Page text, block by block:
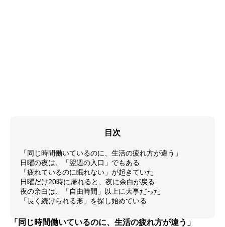
目次
「同じ時間働いているのに、生活の疲れ方が違う」
日曜の夜は、「翌週の入口」でもある
「疲れているのに眠れない」が起きていた
日曜だけ20時に帰れると、夜に余白が戻る
夜の余白は、「自由時間」以上に大事だった
「長く続けられる形」を探し始めている
「同じ時間働いているのに、生活の疲れ方が違う」